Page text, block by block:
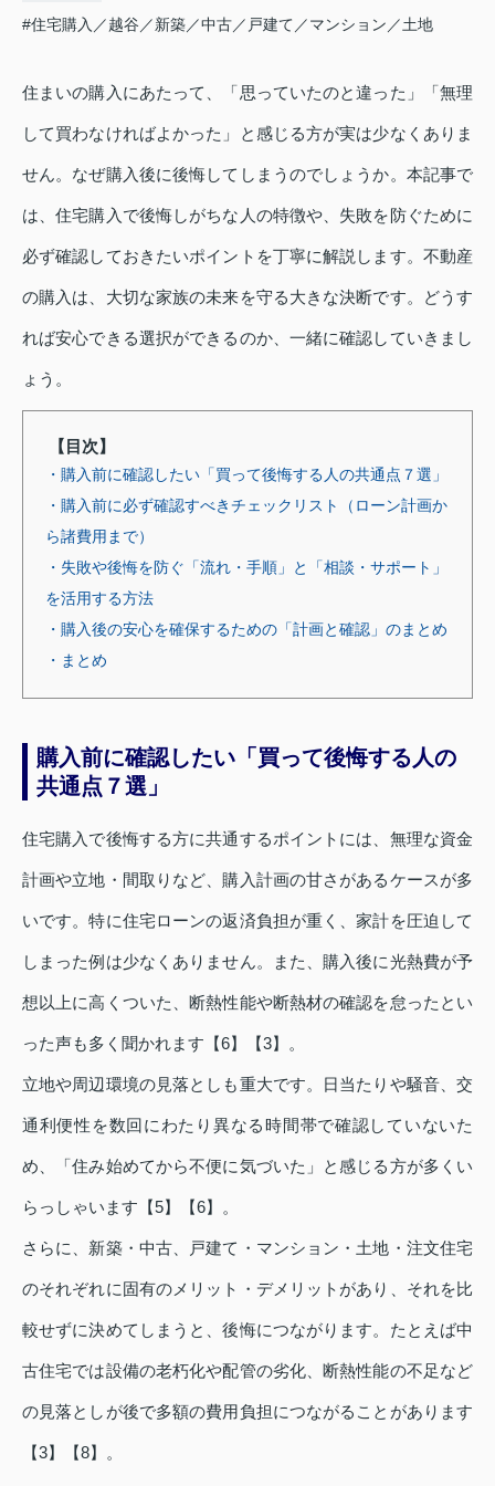
#住宅購入／越谷／新築／中古／戸建て／マンション／土地
住まいの購入にあたって、「思っていたのと違った」「無理
して買わなければよかった」と感じる方が実は少なくありま
せん。なぜ購入後に後悔してしまうのでしょうか。本記事で
は、住宅購入で後悔しがちな人の特徴や、失敗を防ぐために
必ず確認しておきたいポイントを丁寧に解説します。不動産
の購入は、大切な家族の未来を守る大きな決断です。どうす
れば安心できる選択ができるのか、一緒に確認していきまし
ょう。
【目次】
・購入前に確認したい「買って後悔する人の共通点７選」
・購入前に必ず確認すべきチェックリスト（ローン計画か
ら諸費用まで）
・失敗や後悔を防ぐ「流れ・手順」と「相談・サポート」
を活用する方法
・購入後の安心を確保するための「計画と確認」のまとめ
・まとめ
購入前に確認したい「買って後悔する人の
共通点７選」
住宅購入で後悔する方に共通するポイントには、無理な資金
計画や立地・間取りなど、購入計画の甘さがあるケースが多
いです。特に住宅ローンの返済負担が重く、家計を圧迫して
しまった例は少なくありません。また、購入後に光熱費が予
想以上に高くついた、断熱性能や断熱材の確認を怠ったとい
った声も多く聞かれます【6】【3】。
立地や周辺環境の見落としも重大です。日当たりや騒音、交
通利便性を数回にわたり異なる時間帯で確認していないた
め、「住み始めてから不便に気づいた」と感じる方が多くい
らっしゃいます【5】【6】。
さらに、新築・中古、戸建て・マンション・土地・注文住宅
のそれぞれに固有のメリット・デメリットがあり、それを比
較せずに決めてしまうと、後悔につながります。たとえば中
古住宅では設備の老朽化や配管の劣化、断熱性能の不足など
の見落としが後で多額の費用負担につながることがあります
【3】【8】。